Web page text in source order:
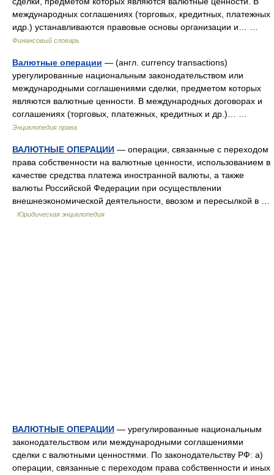
международных соглашениях (торговых, кредитных, платежных
идр.) устанавливаются правовые основы организации и… …
Финансовый словарь
Валютные операции — (англ. currency transactions)
урегулированные национальным законодательством или
международными соглашениями сделки, предметом которых
являются валютные ценности. В международных договорах и
соглашениях (торговых, платежных, кредитных и др.)… …
Энциклопедия права
ВАЛЮТНЫЕ ОПЕРАЦИИ — операции, связанные с переходом
права собственности на валютные ценности, использованием в
качестве средства платежа иностранной валюты, а также
валюты Российской Федерации при осуществлении
внешнеэкономической деятельности, ввозом и пересылкой в …
Юридическая энциклопедия
ВАЛЮТНЫЕ ОПЕРАЦИИ — урегулированные национальным
законодательством или международными соглашениями
сделки с валютными ценностями. По законодательству РФ: а)
операции, связанные с переходом права собственности и иных